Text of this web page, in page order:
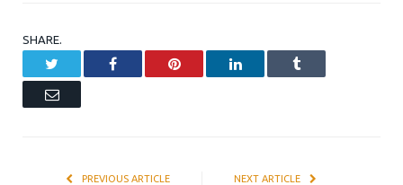
SHARE.
Facebook Pinterest LinkedIn Tumblr
Email
PREVIOUS ARTICLE NEXT ARTICLE